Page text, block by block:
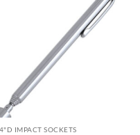
IMPACT SOCKETS